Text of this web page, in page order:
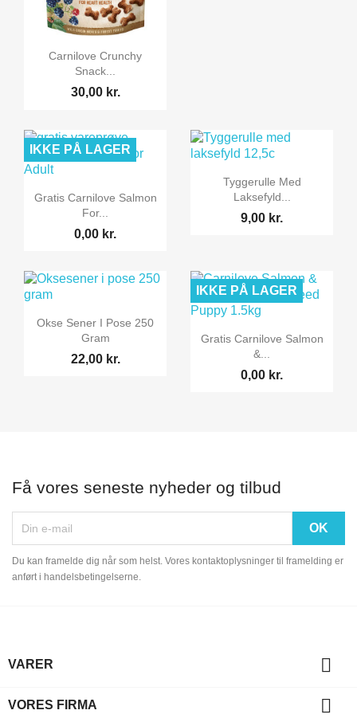
 Vis her
Carnilove Crunchy
Snack...
30,00 kr.
 Vis her
Gratis Carnilove Salmon
For...
0,00 kr.
IKKE PÅ LAGER
 Vis her
Tyggerulle Med
Laksefyld...
9,00 kr.
 Vis her
Okse Sener I Pose 250
Gram
22,00 kr.
 Vis her
Gratis Carnilove Salmon
&...
0,00 kr.
IKKE PÅ LAGER
Få vores seneste nyheder og tilbud
Du kan framelde dig når som helst. Vores kontaktoplysninger til framelding er
anført i handelsbetingelserne.
VARER 
VORES FIRMA 